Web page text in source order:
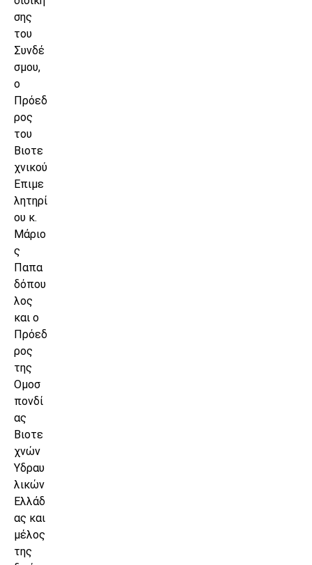
σης
του
Συνδέ
σμου,
ο
Πρόεδ
ρος
του
Βιοτε
χνικού
Επιμε
λητηρί
ου κ.
Μάριο
ς
Παπα
δόπου
λος
και ο
Πρόεδ
ρος
της
Ομοσ
πονδί
ας
Βιοτε
χνών
Υδραυ
λικών
Ελλάδ
ας και
μέλος
της